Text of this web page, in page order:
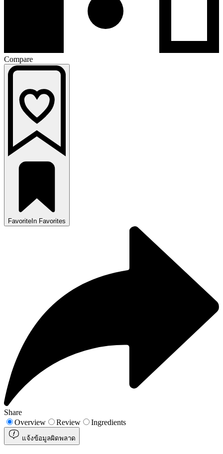
Compare
Favorite In Favorites
Share
Overview
Review Ingredients
แจ้งข้อมูลผิดพลาด